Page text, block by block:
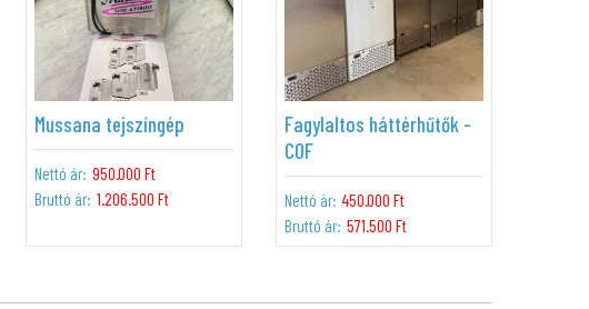
Mussana tejszíngép
Nettó ár: 950.000 Ft
Bruttó ár: 1.206.500 Ft
Fagylaltos háttérhűtők -
COF
Nettó ár: 450.000 Ft
Bruttó ár: 571.500 Ft